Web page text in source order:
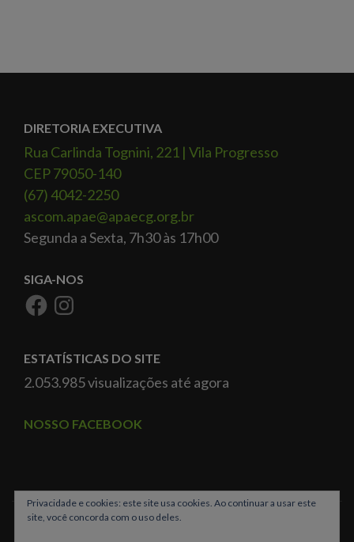
DIRETORIA EXECUTIVA
Rua Carlinda Tognini, 221 | Vila Progresso
CEP 79050-140
(67) 4042-2250
ascom.apae@apaecg.org.br
Segunda a Sexta, 7h30 às 17h00
SIGA-NOS
ESTATÍSTICAS DO SITE
2.053.985 visualizações até agora
NOSSO FACEBOOK
Privacidade e cookies: este site usa cookies. Ao continuar a usar este
site, você concorda com o uso deles.